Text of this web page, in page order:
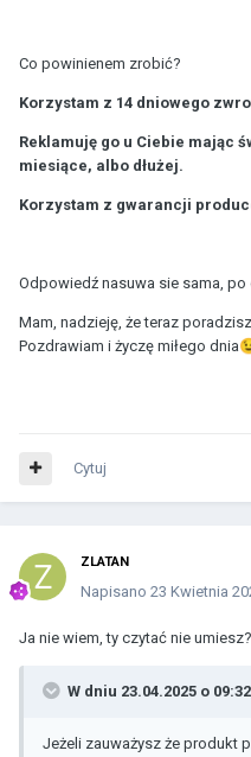
Co powinienem zrobić?
Korzystam z 14 dniowego
Reklamuję go u Ciebie mając
miesiące, albo dłużej.
Korzystam z gwarancji
Odpowiedź nasuwa sie sama,
Mam, nadzieję, że teraz
Pozdrawiam i życzę miłego dnia
Cytuj
ZLATAN
Napisano 23 Kwietnia
Ja nie wiem, ty czytać nie umiesz?
W dniu 23.04.2025 o
Jeżeli zauważysz że produkt